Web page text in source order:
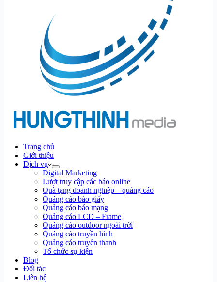
Trang chủ
Giới thiệu
Dịch vụ
Digital Marketing
Lượt truy cập các báo online
Quà tặng doanh nghiệp – quảng cáo
Quảng cáo báo giấy
Quảng cáo báo mạng
Quảng cáo LCD – Frame
Quảng cáo outdoor ngoài trời
Quảng cáo truyền hình
Quảng cáo truyền thanh
Tổ chức sự kiện
Blog
Đối tác
Liên hệ